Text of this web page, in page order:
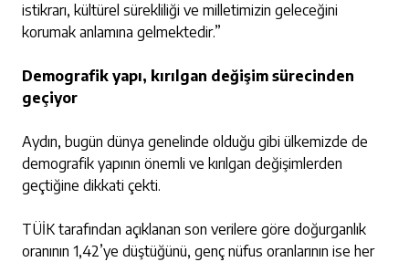
istikrarı, kültürel sürekliliği ve milletimizin geleceğini
korumak anlamına gelmektedir.”
Demografik yapı, kırılgan değişim sürecinden
geçiyor
Aydın, bugün dünya genelinde olduğu gibi ülkemizde de
demografik yapının önemli ve kırılgan değişimlerden
geçtiğine dikkati çekti.
TÜİK tarafından açıklanan son verilere göre doğurganlık
oranının 1,42’ye düştüğünü, genç nüfus oranlarının ise her